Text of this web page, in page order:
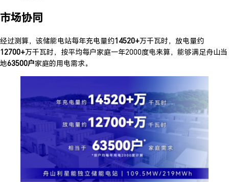
市场协同
经过测算，该储能电站每年充电量约14520+万千瓦时，放电量约
12700+万千瓦时，按平均每户家庭一年2000度电来算，能够满足舟山当
地63500户家庭的用电需求。